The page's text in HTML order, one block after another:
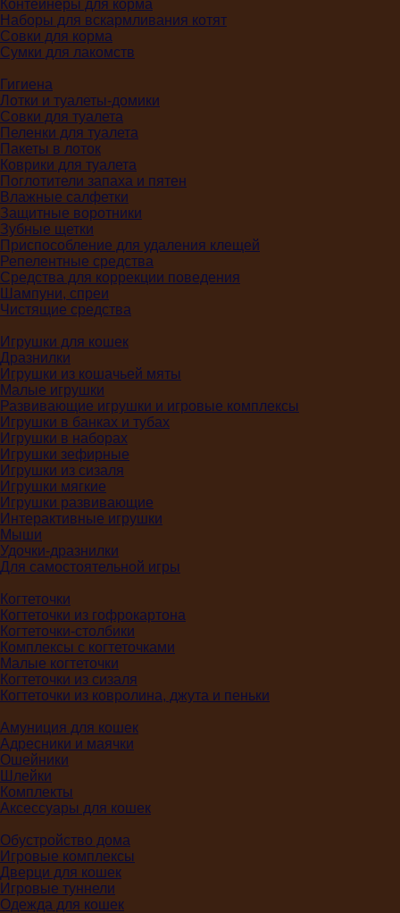
Контейнеры для корма
Наборы для вскармливания котят
Совки для корма
Сумки для лакомств
Гигиена
Лотки и туалеты-домики
Совки для туалета
Пеленки для туалета
Пакеты в лоток
Коврики для туалета
Поглотители запаха и пятен
Влажные салфетки
Защитные воротники
Зубные щетки
Приспособление для удаления клещей
Репелентные средства
Средства для коррекции поведения
Шампуни, спреи
Чистящие средства
Игрушки для кошек
Дразнилки
Игрушки из кошачьей мяты
Малые игрушки
Развивающие игрушки и игровые комплексы
Игрушки в банках и тубах
Игрушки в наборах
Игрушки зефирные
Игрушки из сизаля
Игрушки мягкие
Игрушки развивающие
Интерактивные игрушки
Мыши
Удочки-дразнилки
Для самостоятельной игры
Когтеточки
Когтеточки из гофрокартона
Когтеточки-столбики
Комплексы с когтеточками
Малые когтеточки
Когтеточки из сизаля
Когтеточки из ковролина, джута и пеньки
Амуниция для кошек
Адресники и маячки
Ошейники
Шлейки
Комплекты
Аксессуары для кошек
Обустройство дома
Игровые комплексы
Дверци для кошек
Игровые туннели
Одежда для кошек